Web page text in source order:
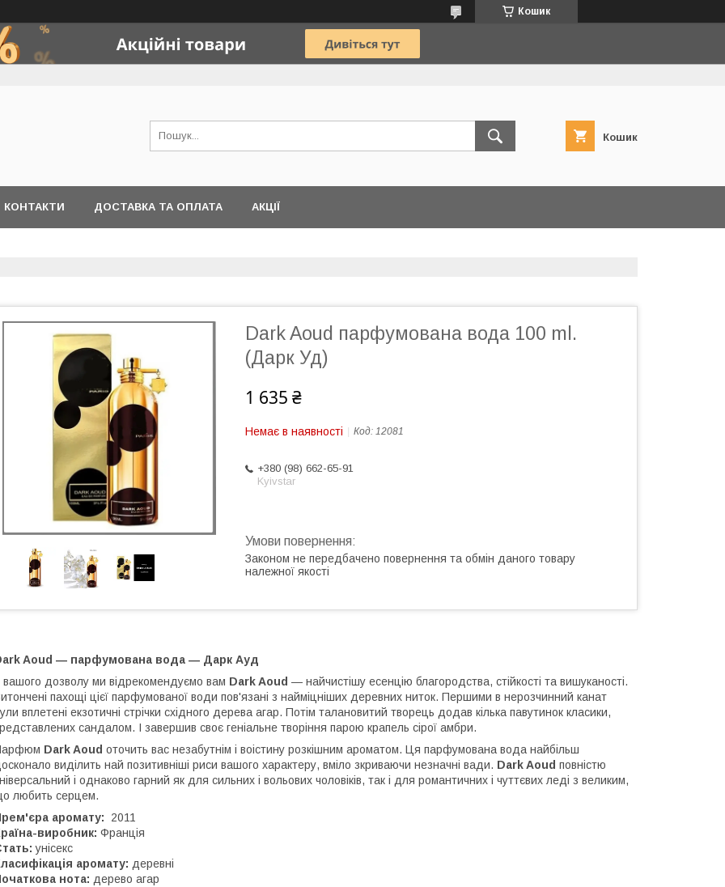
Кошик
Кошик
КОНТАКТИ ДОСТАВКА ТА ОПЛАТА АКЦІЇ
Dark Aoud парфумована вода 100 ml.
(Дарк Уд)
1 635 ₴
Немає в наявності Код: 12081
+380 (98) 662-65-91
Kyivstar
Законом не передбачено повернення та обмін даного товару
належної якості
Aoud ― парфумована вода ― Дарк Ауд
вашого дозволу ми відрекомендуємо вам Dark Aoud — найчистішу есенцію благородства, стійкості та вишуканості.
пахощі цієї парфумованої води пов'язані з найміцніших деревних ниток. Першими в нерозчинний канат
вплетені екзотичні стрічки східного дерева агар. Потім талановитий творець додав кілька павутинок класики,
сандалом. І завершив своє геніальне творіння парою крапель сірої амбри.
Dark Aoud оточить вас незабутнім і воістину розкішним ароматом. Ця парфумована вода найбільш
виділить най позитивніші риси вашого характеру, вміло зкриваючи незначні вади. Dark Aoud повністю
і однаково гарний як для сильних і вольових чоловіків, так і для романтичних і чуттєвих леді з великим,
любить серцем.
аромату: 2011
виробник: Франція
унісекс
аромату: деревні
нота: дерево агар